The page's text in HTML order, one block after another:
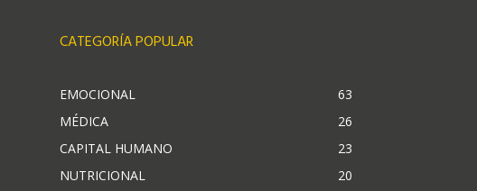
CATEGORÍA POPULAR
EMOCIONAL
63
MÉDICA
26
CAPITAL HUMANO
23
NUTRICIONAL
20